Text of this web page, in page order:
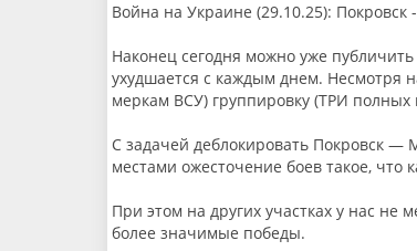
Война на Украине (29.10.25):
Наконец сегодня можно уже
ухудшается с каждым днем. Несмотря
меркам ВСУ) группировку (ТРИ полных
С задачей деблокировать Покровск —
местами ожесточение боев такое, что
При этом на других участках у нас не
более значимые победы.